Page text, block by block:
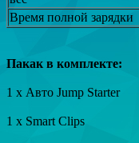
Время полной зарядки
Пакак в комплекте:
1 х Авто Jump Starter
1 х Smart Clips